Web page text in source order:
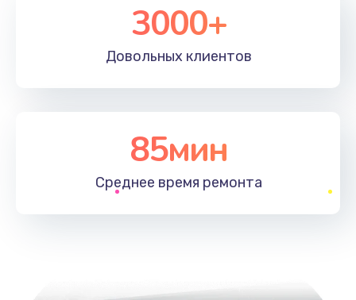
3000+
Довольных клиентов
85мин
Среднее время ремонта